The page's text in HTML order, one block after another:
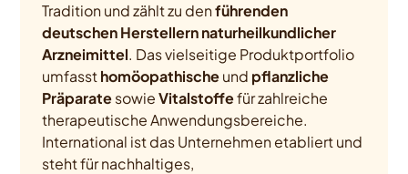
Tradition und zählt zu denführenden
deutschen Herstellern naturheilkundlicher
Arzneimittel. Das vielseitige Produktportfolio
umfassthomöopathischeund pflanzliche
PräparatesowieVitalstoffefür zahlreiche
therapeutische Anwendungsbereiche.
International ist das Unternehmen etabliert und
steht für nachhaltiges,